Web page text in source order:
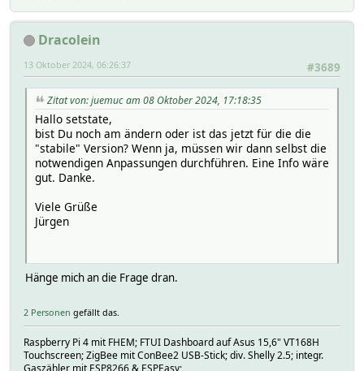
Dracolein
#3689
13 Oktober 2024, 06:26:37
Zitat von: juemuc am 08 Oktober 2024, 17:18:35
Hallo setstate,
bist Du noch am ändern oder ist das jetzt für die die
"stabile" Version? Wenn ja, müssen wir dann selbst die
notwendigen Anpassungen durchführen. Eine Info wäre
gut. Danke.
Viele Grüße
Jürgen
Hänge mich an die Frage dran.
2 Personen gefällt das.
Raspberry Pi 4 mit FHEM; FTUI Dashboard auf Asus 15,6" VT168H
Touchscreen; ZigBee mit ConBee2 USB-Stick; div. Shelly 2.5; integr.